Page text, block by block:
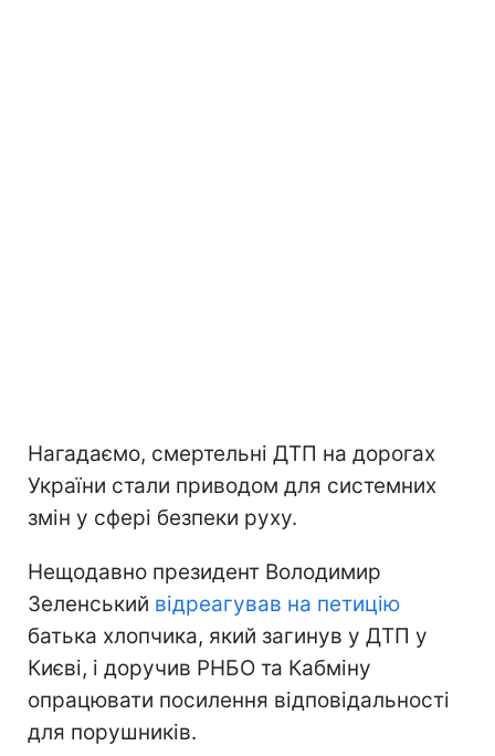
Нагадаємо, смертельні ДТП на дорогах
України стали приводом для системних
змін у сфері безпеки руху.
Нещодавно президент Володимир
Зеленський відреагував на петицію
батька хлопчика, який загинув у ДТП у
Києві, і доручив РНБО та Кабміну
опрацювати посилення відповідальності
для порушників.